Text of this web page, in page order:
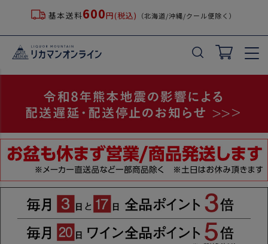
基本送料600円(税込) （北海道/沖縄/クール便除く）